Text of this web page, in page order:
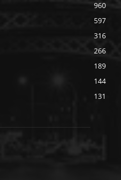
960
597
316
266
189
144
131